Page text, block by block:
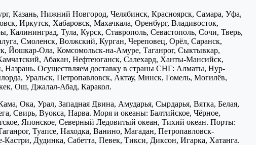
Казань, Нижний Новгород, Челябинск, Красноярск, Самара, Уфа,
Иркутск, Хабаровск, Махачкала, Оренбург, Владивосток,
Калининград, Тула, Курск, Ставрополь, Севастополь, Сочи, Тверь,
Смоленск, Волжский, Курган, Череповец, Орёл, Саранск,
Йошкар-Ола, Комсомольск-на-Амуре, Таганрог, Сыктывкар,
Абакан, Нефтеюганск, Салехард, Ханты-Мансийск,
Осуществляем доставку в страны СНГ: Алматы, Нур-
Уральск, Петропавловск, Актау, Минск, Гомель, Могилёв,
Ош, Джалал-Абад, Каракол.
Ока, Урал, Западная Двина, Амударья, Сырдарья, Вятка, Белая,
Свирь, Вуокса, Нарва. Моря и океаны: Балтийское, Чёрное,
Японское, Северный Ледовитый океан, Тихий океан. Порты:
Туапсе, Находка, Ванино, Магадан, Петропавловск-
Дудинка, Сабетта, Певек, Тикси, Диксон, Игарка, Хатанга.